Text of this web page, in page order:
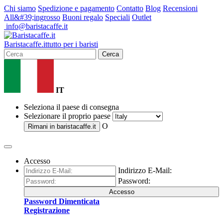
Chi siamo Spedizione e pagamento Contatto Blog Recensioni
All&#39;ingrosso Buoni regalo Speciali Outlet
info@baristacaffe.it
Baristacaffe.ittutto per i baristi
Cerca
IT
Seleziona il paese di consegna
Selezionare il proprio paese
Rimani in baristacaffe.it O
Accesso
Indirizzo E-Mail:
Password:
Accesso
Password Dimenticata
Registrazione